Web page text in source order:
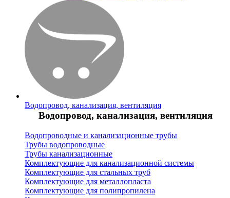
Водопровод, канализация, вентиляция
Водопровод, канализация, вентиляция
Водопроводные и канализационные трубы
Трубы водопроводные
Трубы канализационные
Комплектующие для канализационной системы
Комплектующие для стальных труб
Комплектующие для металлопласта
Комплектующие для полипропилена